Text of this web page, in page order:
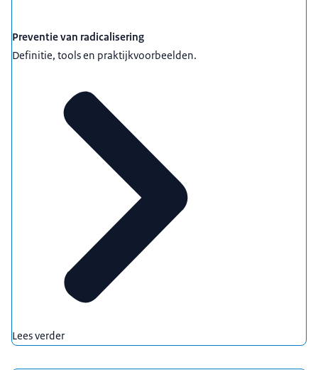
Preventie van radicalisering
Definitie, tools en praktijkvoorbeelden.
Lees verder